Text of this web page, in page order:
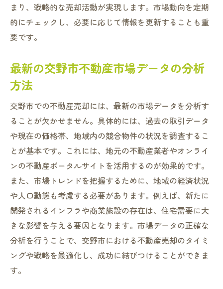
信頼できる不動産エージェントの選び方
プロの視点での市場分析の利点
税理士相談による税金戦略の構築
初めての不動産売却でも安心！交野市での取引
成功へのステップ
売却計画を立てるための初期ステップ
購入者視点に立ったプロモーション戦略
売却前の物件改善がもたらす効果
交野市での取引成功に向けた交渉術
初めての契約プロセス理解の重要性
売却後の手続きをスムーズに進めるための
準備
交野市で不動産売却を考える際の信頼できる相
まり、戦略的な売却活動が実現します。市場動向を定期
的にチェックし、必要に応じて情報を更新することも重
要です。
最新の交野市不動産市場データの分析
方法
交野市での不動産売却には、最新の市場データを分析す
ることが欠かせません。具体的には、過去の取引データ
や現在の価格帯、地域内の競合物件の状況を調査するこ
とが基本です。これには、地元の不動産業者やオンライ
ンの不動産ポータルサイトを活用するのが効果的です。
また、市場トレンドを把握するために、地域の経済状況
や人口動態も考慮する必要があります。例えば、新たに
開発されるインフラや商業施設の存在は、住宅需要に大
きな影響を与える要因となります。市場データの正確な
分析を行うことで、交野市における不動産売却のタイミ
ングや戦略を最適化し、成功に結びつけることができま
す。